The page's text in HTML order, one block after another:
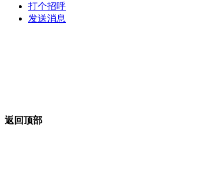
打个招呼
发送消息
返回顶部